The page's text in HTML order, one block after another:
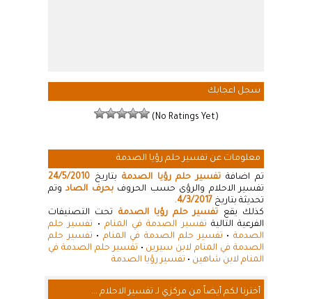
سجل اعجابك
(No Ratings Yet)
معلومات عن تفسير حلم رؤيا الصدمة
تم اضافة تفسير حلم رؤيا الصدمة بتاريخ 24/5/2010
تفسير الاحلام والرؤى حسب الحروفبحرف الصادوتم
تحديثة بتاريخ 4/3/2017
.
كذلك يقع تفسير حلم رؤيا الصدمة تحت التصنيفات
الفرعية التالية تفسير الصدمة في المنام • تفسير حلم
الصدمة• تفسير حلم الصدمة في المنام • تفسير حلم
الصدمة في المنام لابن سيرين • تفسير حلم الصدمة في
المنام لابن شاهين • تفسير رؤيا الصدمة
أخترنا لكم أيضاً من مركزي لـ تفسير الاحلام ...